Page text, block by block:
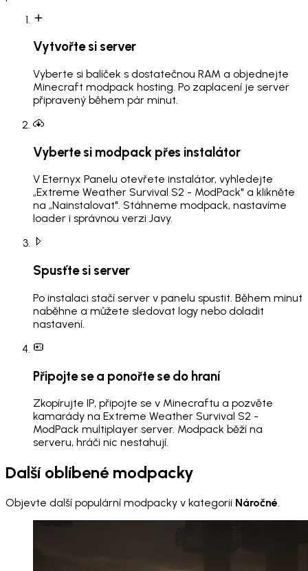
Vytvořte si server
Vyberte si balíček s dostatečnou RAM a objednejte
Minecraft modpack hosting. Po zaplacení je server
připravený během pár minut.
Vyberte si modpack přes instalátor
V Eternyx Panelu otevřete instalátor, vyhledejte
„Extreme Weather Survival S2 - ModPack" a klikněte
na „Nainstalovat". Stáhneme modpack, nastavíme
loader i správnou verzi Javy.
Spusťte si server
Po instalaci stačí server v panelu spustit. Během minut
naběhne a můžete sledovat logy nebo doladit
nastavení.
Připojte se a ponořte se do hraní
Zkopírujte IP, připojte se v Minecraftu a pozvěte
kamarády na Extreme Weather Survival S2 -
ModPack multiplayer server. Modpack běží na
serveru, hráči nic nestahují.
Další oblíbené modpacky
Objevte další populární modpacky v kategorii Náročné.